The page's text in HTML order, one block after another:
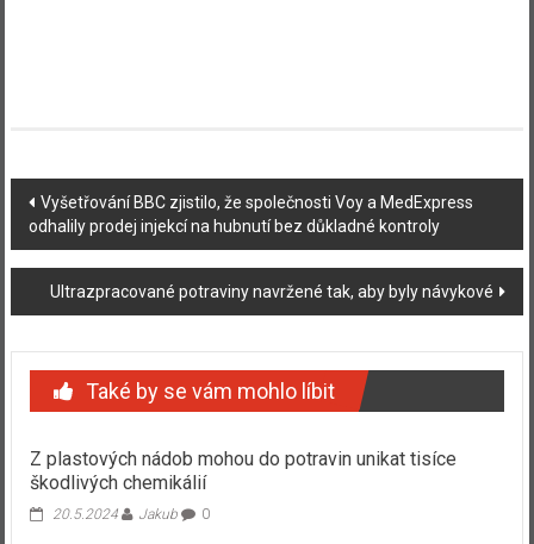
Navigace
příspěvku
Vyšetřování BBC zjistilo, že společnosti Voy a MedExpress
odhalily prodej injekcí na hubnutí bez důkladné kontroly
Ultrazpracované potraviny navržené tak, aby byly návykové
Také by se vám mohlo líbit
Z plastových nádob mohou do potravin unikat tisíce
škodlivých chemikálií
20.5.2024 Jakub 0